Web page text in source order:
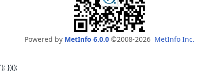
Powered by MetInfo 6.0.0 ©2008-2026 MetInfo Inc.
'); })();